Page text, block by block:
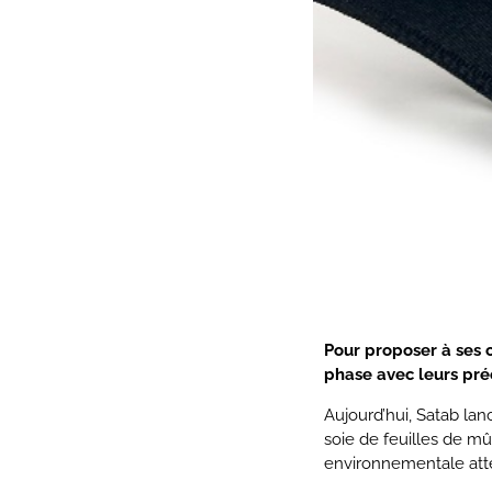
Pour proposer à
phase avec leurs
Aujourd’hui, Satab
soie de feuilles de
environnementale